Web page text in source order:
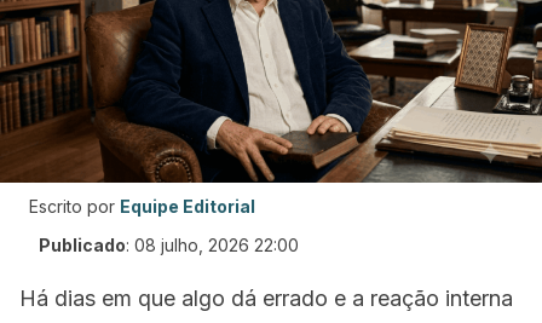
Escrito por Equipe Editorial
Publicado: 08 julho, 2026 22:00
Há dias em que algo dá errado e a reação interna